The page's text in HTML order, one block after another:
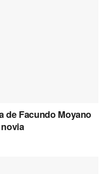
de Facundo Moyano